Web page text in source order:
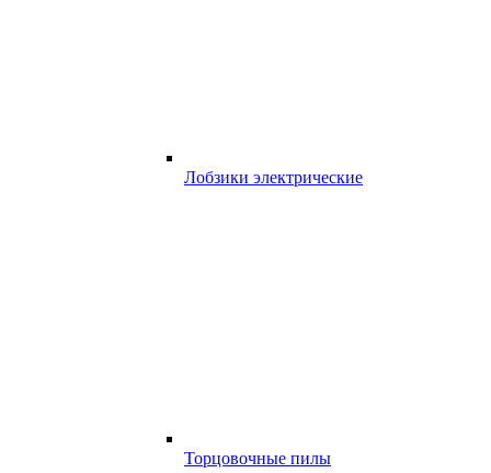
Лобзики электрические
Торцовочные пилы